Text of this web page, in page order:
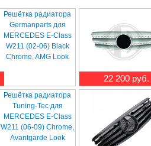
Решётка радиатора
Germanparts для
MERCEDES E-Class
W211 (02-06) Black
Chrome, AMG Look
22 200 руб.
Решётка радиатора
Tuning-Tec для
MERCEDES E-Class
W211 (06-09) Chrome,
Avantgarde Look